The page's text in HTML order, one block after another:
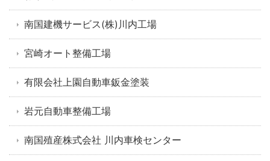
南国建機サービス(株)川内工場
宮崎オート整備工場
有限会社上園自動車鈑金塗装
岩元自動車整備工場
南国殖産株式会社 川内車検センター